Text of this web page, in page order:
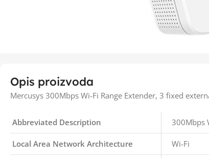
Opis proizvoda
Mercusys 300Mbps Wi-Fi Range Extender, 3 fixed
Abbreviated Description 300Mbps
Local Area Network Architecture Wi-Fi